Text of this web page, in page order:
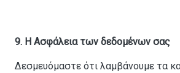
9. Η Ασφάλεια των δεδομένων σας
Δεσμευόμαστε ότι λαμβάνουμε τα